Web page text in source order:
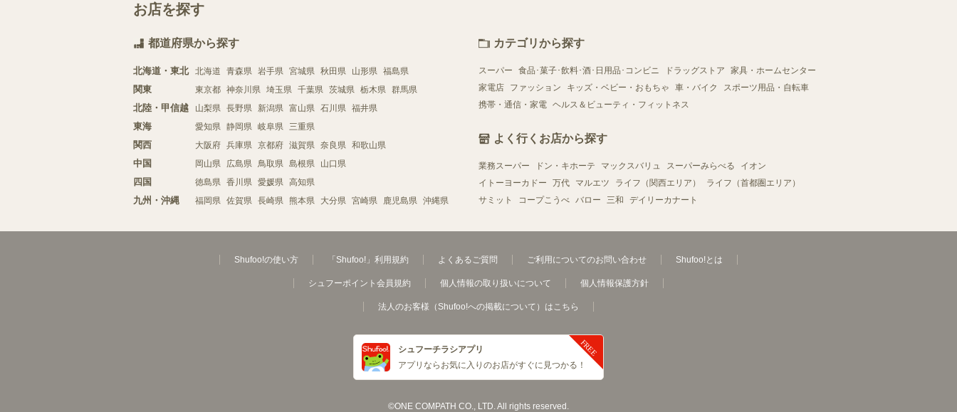
お店を探す
都道府県から探す
北海道・東北 北海道 青森県 岩手県 宮城県 秋田県 山形県 福島県
関東 東京都 神奈川県 埼玉県 千葉県 茨城県 栃木県 群馬県
北陸・甲信越 山梨県 長野県 新潟県 富山県 石川県 福井県
東海 愛知県 静岡県 岐阜県 三重県
関西 大阪府 兵庫県 京都府 滋賀県 奈良県 和歌山県
中国 岡山県 広島県 鳥取県 島根県 山口県
四国 徳島県 香川県 愛媛県 高知県
九州・沖縄 福岡県 佐賀県 長崎県 熊本県 大分県 宮崎県 鹿児島県 沖縄県
カテゴリから探す
スーパー 食品･菓子･飲料･酒･日用品･コンビニ ドラッグストア
家具・ホームセンター
家電店
ファッション キッズ・ベビー・おもちゃ 車・バイク
スポーツ用品・自転車
携帯・通信・家電 ヘルス＆ビューティ・フィットネス
よく行くお店から探す
業務スーパー ドン・キホーテ マックスバリュ スーパーみらべる
イオン
イトーヨーカドー
万代 マルエツ ライフ（関西エリア）
ライフ（首都圏エリア）
サミット
コープこうべ バロー 三和 デイリーカナート
Shufoo!の使い方 「Shufoo!」利用規約 よくあるご質問 ご利用についてのお問い合わせ Shufoo!とは
シュフーポイント会員規約 個人情報の取り扱いについて 個人情報保護方針
法人のお客様（Shufoo!への掲載について）はこちら
シュフーチラシアプリ
アプリならお気に入りのお店がすぐに見つかる！
©ONE COMPATH CO., LTD. All rights reserved.